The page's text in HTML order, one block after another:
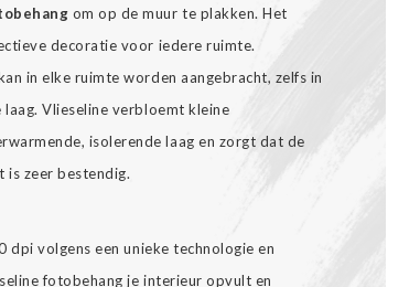
om op de muur te plakken. Het
decoratie voor iedere ruimte.
in elke ruimte worden aangebracht, zelfs in
Vlieseline verbloemt kleine
isolerende laag en zorgt dat de
is zeer bestendig.
volgens een unieke technologie en
fotobehang je interieur opvult en